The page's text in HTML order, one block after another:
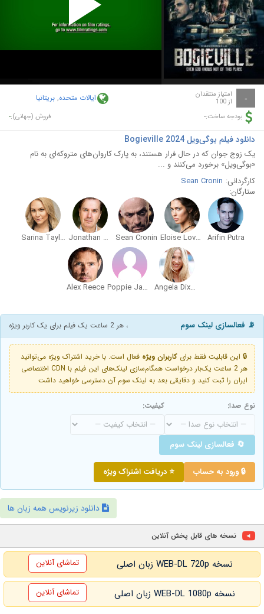
Play
Video
- امتیاز منتقدان
از 100 ایالات متحده, بریتانیا
بودجه ساخت:- فروش (جهانی):-
دانلود فیلم بوگی‌ویل Bogieville 2024
یک زوج جوان که در حال فرار هستند، به پارک کاروان‌های متروکه‌ای به نام
«بوگی‌ویل» برخورد می‌کنند و ...
کارگردانی: Sean Cronin
ستارگان:
Arifin Putra
Eloise Lovell Anderson
Sean Cronin
Jonathan Hansler
Sarina Taylor
Angela Dixon
Poppie Jae Hughes
Alex Reece
📡 فعالسازی لینک سوم ، هر 2 ساعت یک فیلم برای یک کاربر ویژه
🔒 این قابلیت فقط برای کاربران ویژه فعال است. با خرید اشتراک ویژه می‌توانید
هر 2 ساعت یک‌بار درخواست همگام‌سازی لینک‌های این فیلم با CDN اختصاصی
ایران را ثبت کنید و دقایقی بعد به لینک سوم آن دسترسی خواهید داشت
نوع صدا: کیفیت:
🔄 فعالسازی لینک سوم
🔒 ورود به حساب ⭐ دریافت اشتراک ویژه
دانلود زیرنویس همه زبان ها
نسخه های قابل پخش آنلاین
نسخه WEB-DL 720p زبان اصلی تماشای آنلاین
نسخه WEB-DL 1080p زبان اصلی تماشای آنلاین